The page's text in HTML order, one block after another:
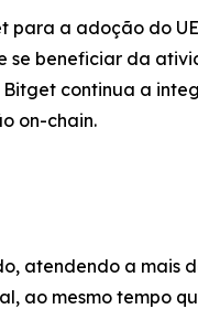
para a adoção do
beneficiar da
continua a
on-chain.
atendendo a mais
ao mesmo tempo